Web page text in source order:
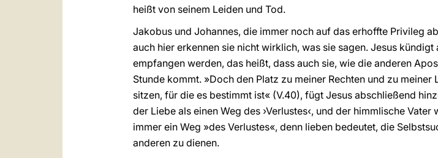
heißt von seinem Leiden und Tod.
Jakobus und Johannes, die immer noch auf das erhoffte Privileg
auch hier erkennen sie nicht wirklich, was sie sagen. Jesus
empfangen werden, das heißt, dass auch sie, wie die anderen
Stunde kommt. »Doch den Platz zu meiner Rechten und zu
sitzen, für die es bestimmt ist« (V.40), fügt Jesus abschließend
der Liebe als einen Weg des ›Verlustes‹, und der himmlische
immer ein Weg »des Verlustes«, denn lieben bedeutet, die
anderen zu dienen.